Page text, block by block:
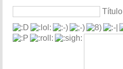
Título